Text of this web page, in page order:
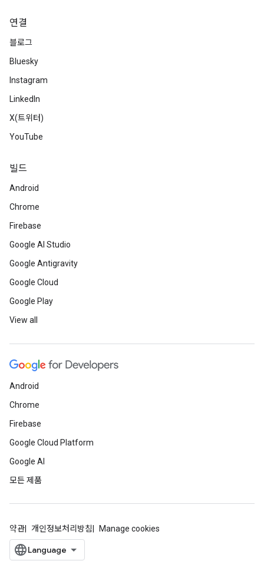
연결
블로그
Bluesky
Instagram
LinkedIn
X(트위터)
YouTube
빌드
Android
Chrome
Firebase
Google AI Studio
Google Antigravity
Google Cloud
Google Play
View all
Android
Chrome
Firebase
Google Cloud Platform
Google AI
모든 제품
약관 개인정보처리방침 Manage cookies